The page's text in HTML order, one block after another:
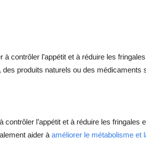
contrôler l’appétit et à réduire les
produits naturels ou des médicaments
contrôler l’appétit et à réduire les fringales
aider à améliorer le métabolisme et